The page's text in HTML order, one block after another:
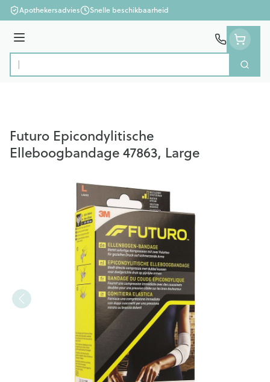
Ga naar de inhoud
Apothekersadvies Snelle beschikbaarheid
Menu
Product, merk, categorie...
Zoek
Futuro Epicondylitische
Elleboogbandage 47863, Large